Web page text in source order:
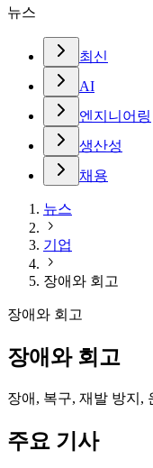
뉴스
최신
AI
엔지니어링
생산성
채용
뉴스
기업
장애와 회고
장애와 회고
장애와 회고
장애, 복구, 재발 방지,
주요 기사